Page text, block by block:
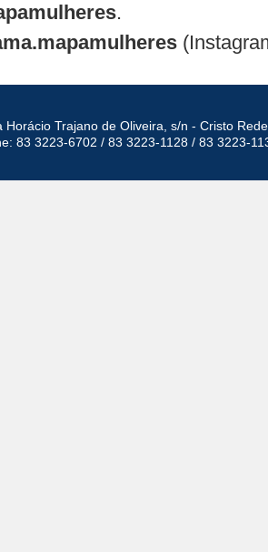
.
Horácio Trajano de Oliveira, s/n - Cristo
83 3223-6702 / 83 3223-1128 / 83 3223-